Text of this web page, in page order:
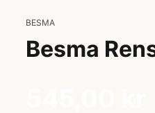
BESMA
Besma